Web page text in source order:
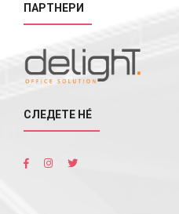
ПАРТНЕРИ
СЛЕДЕТЕ НÉ